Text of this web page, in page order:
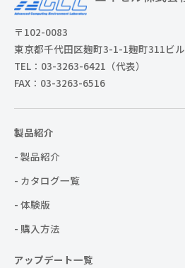
〒102-0083
東京都千代田区麹町3-1-1麹町311ビル
TEL：03-3263-6421（代表）
FAX：03-3263-6516
製品紹介
- 製品紹介
- カタログ一覧
- 体験版
- 購入方法
アップデート一覧